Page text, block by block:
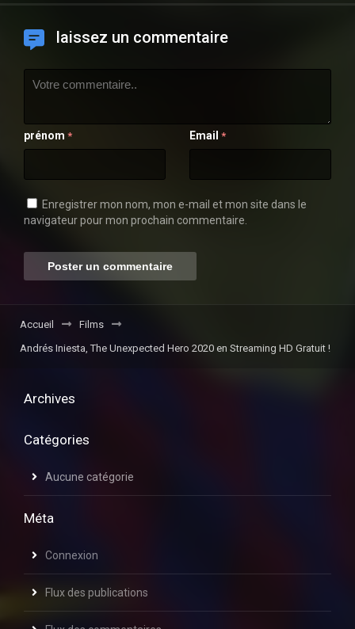
laissez un commentaire
prénom * Email *
Enregistrer mon nom, mon e-mail et mon site dans le
navigateur pour mon prochain commentaire.
Accueil
Films
Andrés Iniesta, The Unexpected Hero 2020 en Streaming HD Gratuit !
Archives
Catégories
Aucune catégorie
Méta
Connexion
Flux des publications